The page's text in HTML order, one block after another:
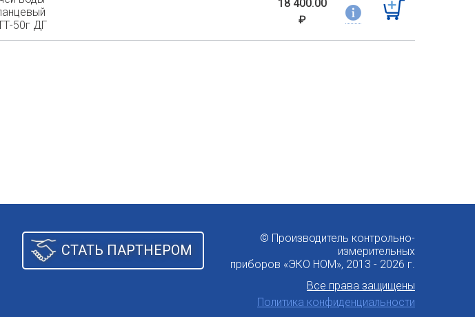
50г ДГ
18 400.00
₽
СТАТЬ ПАРТНЕРОМ
© Производитель контрольно-
измерительных
приборов «ЭКО НОМ», 2013 - 2026 г.
Все права защищены
Политика конфиденциальности